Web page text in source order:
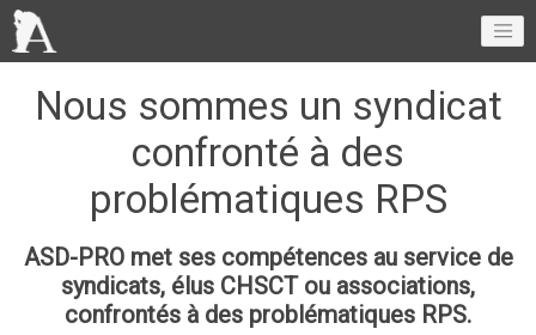
Nous sommes un syndicat
confronté à des
problématiques RPS
ASD-PRO met ses compétences au service de
syndicats, élus CHSCT ou associations,
confrontés à des problématiques RPS.